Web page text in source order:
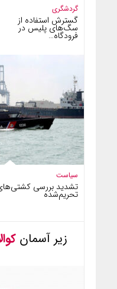
گردشگری
گسترش استفاده از
سگ‌های پلیس در
فرودگاه…
سیاست
تشدید بررسی
تحریم‌شده
زیر آسمان